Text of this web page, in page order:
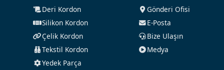
Deri Kordon
Silikon Kordon
Çelik Kordon
Tekstil Kordon
Yedek Parça
Gönderi Ofisi
E-Posta
Bize Ulaşın
Medya